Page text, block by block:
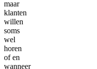
maar
klanten
willen
soms
wel
horen
of en
wanneer